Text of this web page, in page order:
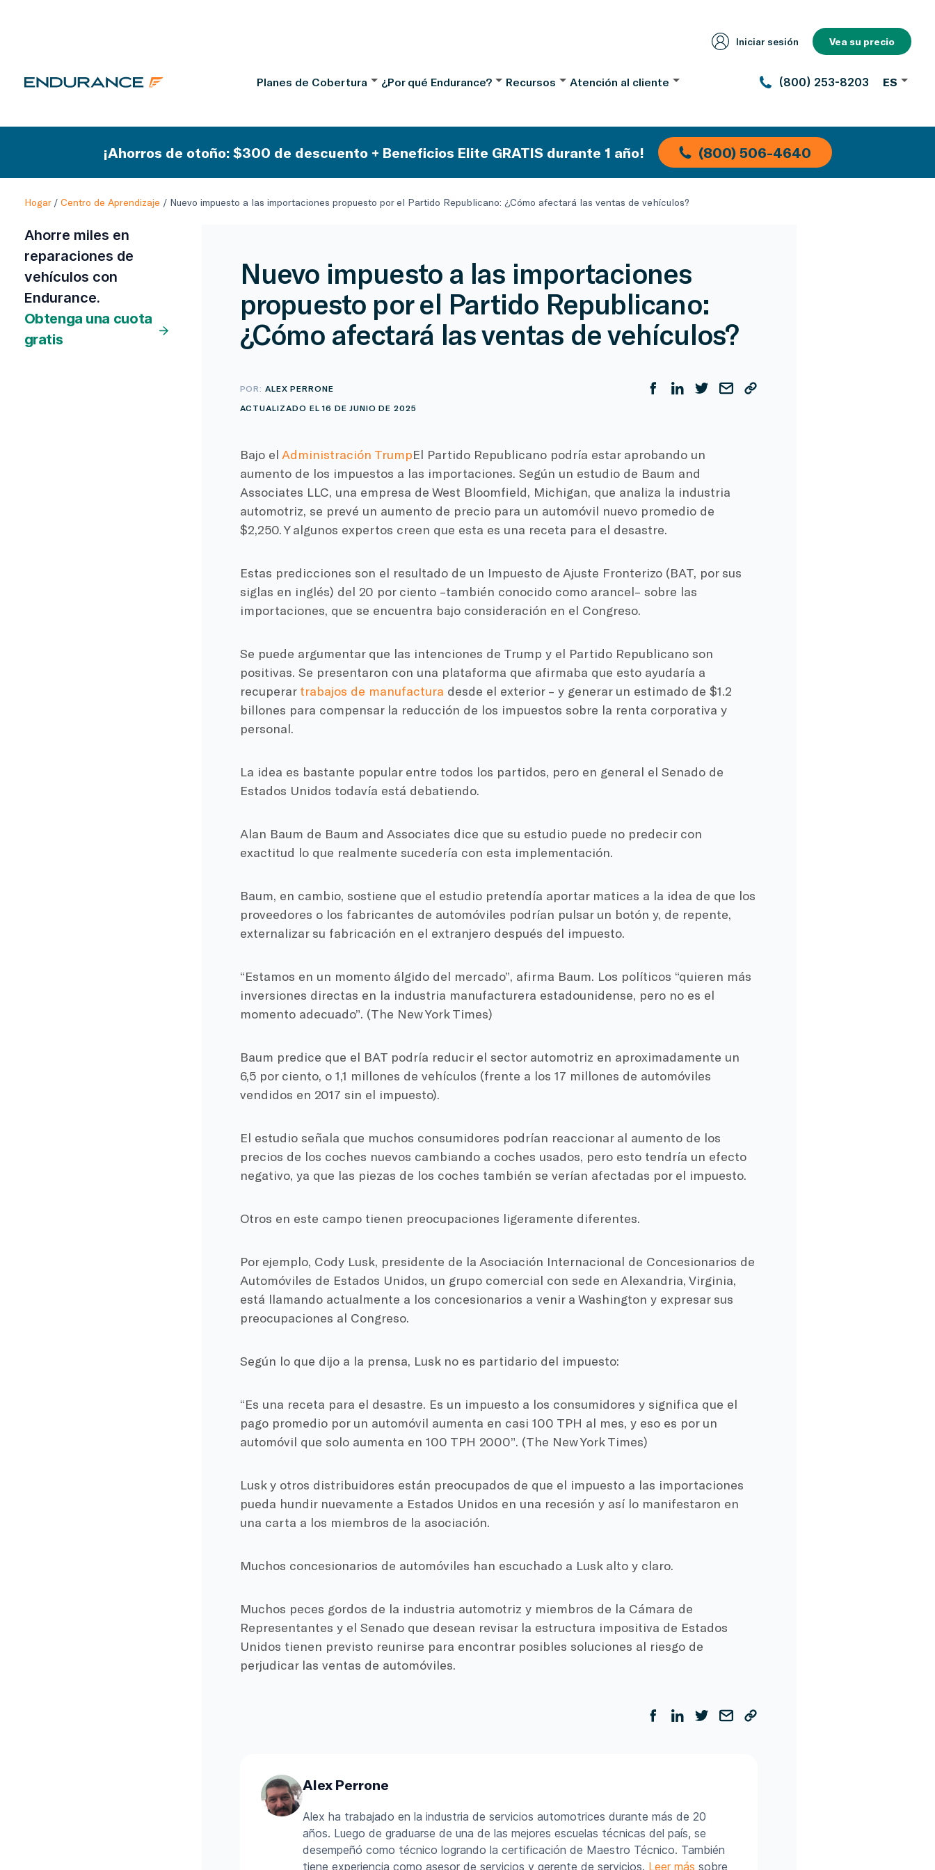
Iniciar sesión Vea su precio
Planes de Cobertura ¿Por qué Endurance? Recursos Atención al cliente (800) 253-8203 ES
¡Ahorros de otoño: $300 de descuento + Beneficios Elite GRATIS durante 1 año! (800) 506-4640
Hogar/ Centro de Aprendizaje / Nuevo impuesto a las importaciones propuesto por el Partido Republicano: ¿Cómo afectará las ventas de vehículos?
Ahorre miles en
reparaciones de
vehículos con
Endurance.
Obtenga una cuota
gratis
Nuevo impuesto a las importaciones
propuesto por el Partido Republicano:
¿Cómo afectará las ventas de vehículos?
POR:ALEX PERRONE
ACTUALIZADO EL 16 DE JUNIO DE 2025
Bajo el Administración TrumpEl Partido Republicano podría estar aprobando un
aumento de los impuestos a las importaciones. Según un estudio de Baum and
Associates LLC, una empresa de West Bloomfield, Michigan, que analiza la industria
automotriz, se prevé un aumento de precio para un automóvil nuevo promedio de
$2,250. Y algunos expertos creen que esta es una receta para el desastre.
Estas predicciones son el resultado de un Impuesto de Ajuste Fronterizo (BAT, por sus
siglas en inglés) del 20 por ciento –también conocido como arancel– sobre las
importaciones, que se encuentra bajo consideración en el Congreso.
Se puede argumentar que las intenciones de Trump y el Partido Republicano son
positivas. Se presentaron con una plataforma que afirmaba que esto ayudaría a
recuperar trabajos de manufactura desde el exterior – y generar un estimado de $1.2
billones para compensar la reducción de los impuestos sobre la renta corporativa y
personal.
La idea es bastante popular entre todos los partidos, pero en general el Senado de
Estados Unidos todavía está debatiendo.
Alan Baum de Baum and Associates dice que su estudio puede no predecir con
exactitud lo que realmente sucedería con esta implementación.
Baum, en cambio, sostiene que el estudio pretendía aportar matices a la idea de que los
proveedores o los fabricantes de automóviles podrían pulsar un botón y, de repente,
externalizar su fabricación en el extranjero después del impuesto.
“Estamos en un momento álgido del mercado”, afirma Baum. Los políticos “quieren más
inversiones directas en la industria manufacturera estadounidense, pero no es el
momento adecuado”. (The New York Times)
Baum predice que el BAT podría reducir el sector automotriz en aproximadamente un
6,5 por ciento, o 1,1 millones de vehículos (frente a los 17 millones de automóviles
vendidos en 2017 sin el impuesto).
El estudio señala que muchos consumidores podrían reaccionar al aumento de los
precios de los coches nuevos cambiando a coches usados, pero esto tendría un efecto
negativo, ya que las piezas de los coches también se verían afectadas por el impuesto.
Otros en este campo tienen preocupaciones ligeramente diferentes.
Por ejemplo, Cody Lusk, presidente de la Asociación Internacional de Concesionarios de
Automóviles de Estados Unidos, un grupo comercial con sede en Alexandria, Virginia,
está llamando actualmente a los concesionarios a venir a Washington y expresar sus
preocupaciones al Congreso.
Según lo que dijo a la prensa, Lusk no es partidario del impuesto:
“Es una receta para el desastre. Es un impuesto a los consumidores y significa que el
pago promedio por un automóvil aumenta en casi 100 TPH al mes, y eso es por un
automóvil que solo aumenta en 100 TPH 2000”. (The New York Times)
Lusk y otros distribuidores están preocupados de que el impuesto a las importaciones
pueda hundir nuevamente a Estados Unidos en una recesión y así lo manifestaron en
una carta a los miembros de la asociación.
Muchos concesionarios de automóviles han escuchado a Lusk alto y claro.
Muchos peces gordos de la industria automotriz y miembros de la Cámara de
Representantes y el Senado que desean revisar la estructura impositiva de Estados
Unidos tienen previsto reunirse para encontrar posibles soluciones al riesgo de
perjudicar las ventas de automóviles.
Alex Perrone
Alex ha trabajado en la industria de servicios automotrices durante más de 20
años. Luego de graduarse de una de las mejores escuelas técnicas del país, se
desempeñó como técnico logrando la certificación de Maestro Técnico. También
tiene experiencia como asesor de servicios y gerente de servicios. Leer más sobre